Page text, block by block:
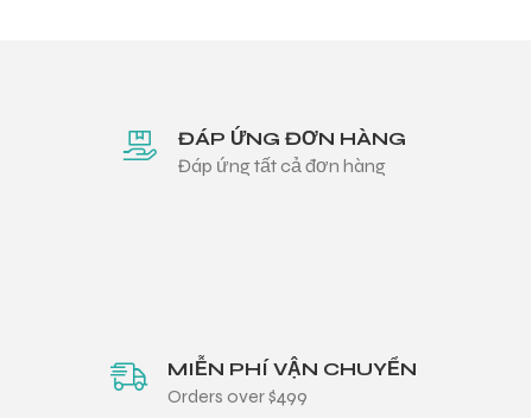
ĐÁP ỨNG ĐƠN HÀNG
Đáp ứng tất cả đơn hàng
MIỄN PHÍ VẬN CHUYỂN
Orders over $499